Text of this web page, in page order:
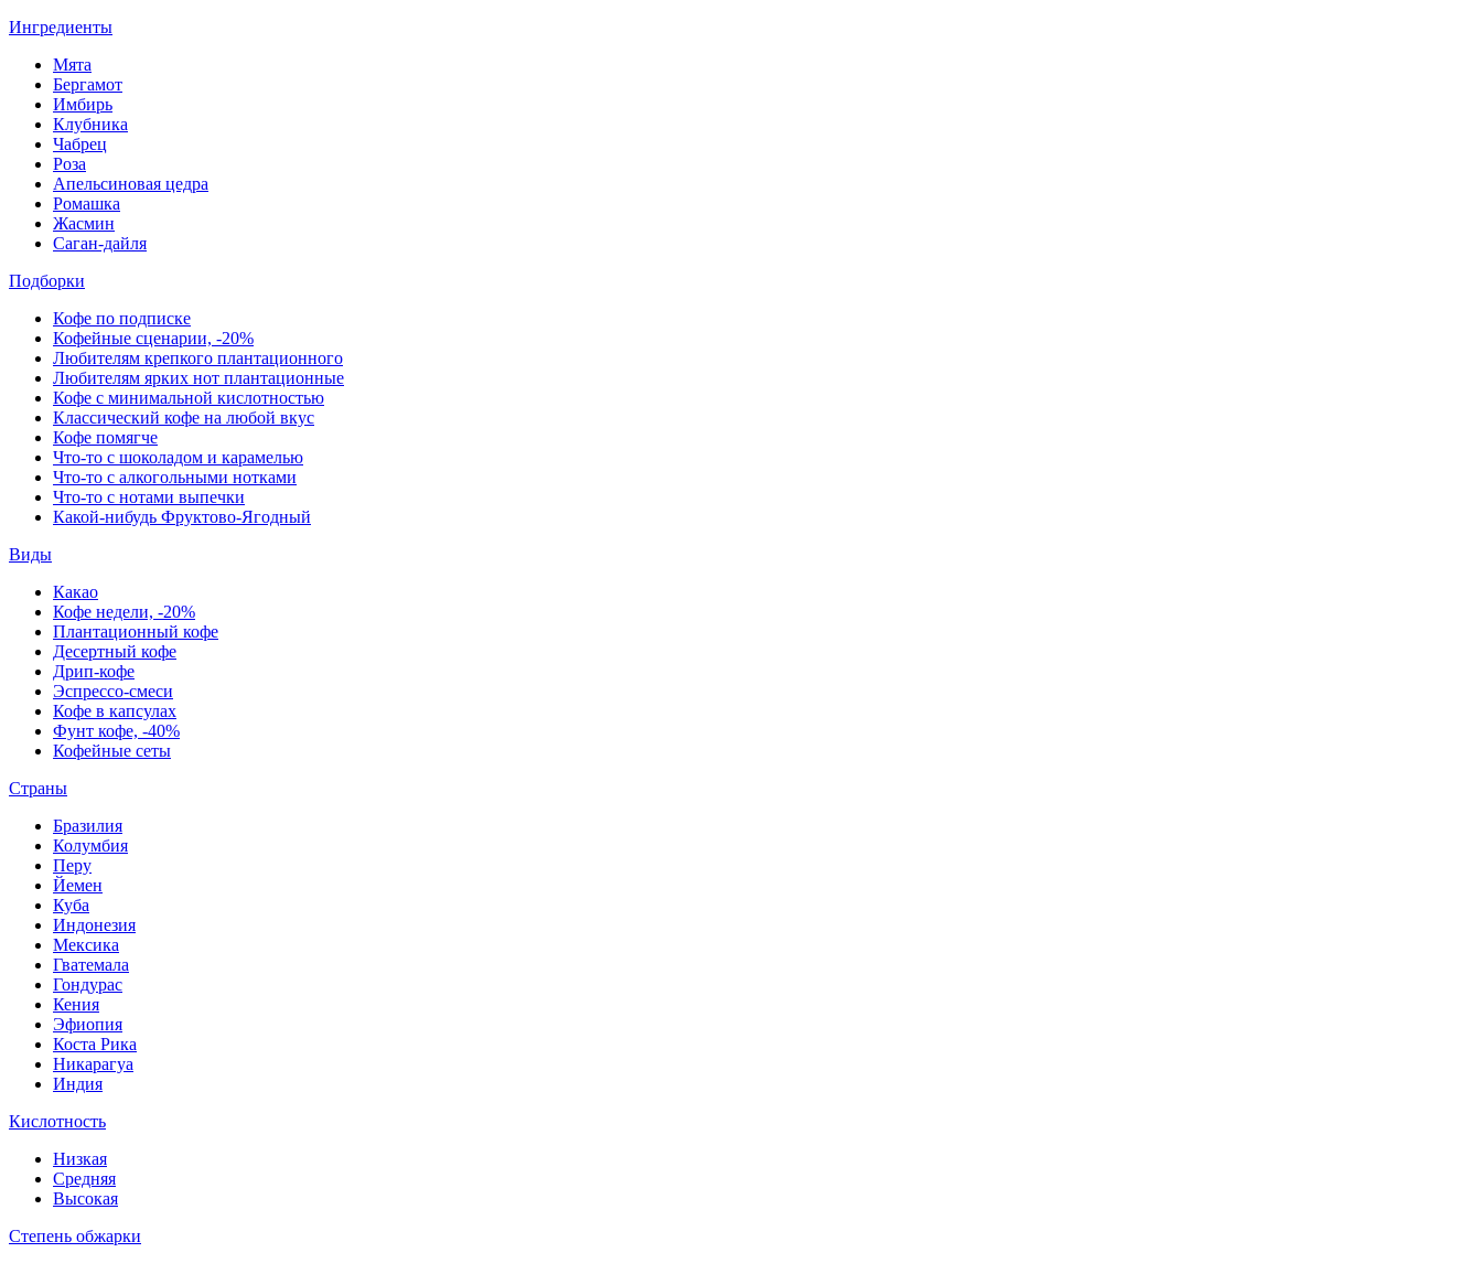
Ингредиенты
Мята
Бергамот
Имбирь
Клубника
Чабрец
Роза
Апельсиновая цедра
Ромашка
Жасмин
Саган-дайля
Подборки
Кофе по подписке
Кофейные сценарии, -20%
Любителям крепкого плантационного
Любителям ярких нот плантационные
Кофе с минимальной кислотностью
Классический кофе на любой вкус
Кофе помягче
Что-то с шоколадом и карамелью
Что-то с алкогольными нотками
Что-то с нотами выпечки
Какой-нибудь Фруктово-Ягодный
Виды
Какао
Кофе недели, -20%
Плантационный кофе
Десертный кофе
Дрип-кофе
Эспрессо-смеси
Кофе в капсулах
Фунт кофе, -40%
Кофейные сеты
Страны
Бразилия
Колумбия
Перу
Йемен
Куба
Индонезия
Мексика
Гватемала
Гондурас
Кения
Эфиопия
Коста Рика
Никарагуа
Индия
Кислотность
Низкая
Средняя
Высокая
Степень обжарки